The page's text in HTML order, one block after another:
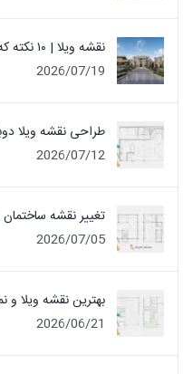
نقشه ویلا | ۱۰ نکته که باید قبل از طراحی ویلا بدانید!
2026/07/19
طراحی نقشه ویلا دوبلکس ۱۱۰ متری
2026/07/12
تغییر نقشه
2026/07/05
بهترین نقشه ویلا و
2026/06/21